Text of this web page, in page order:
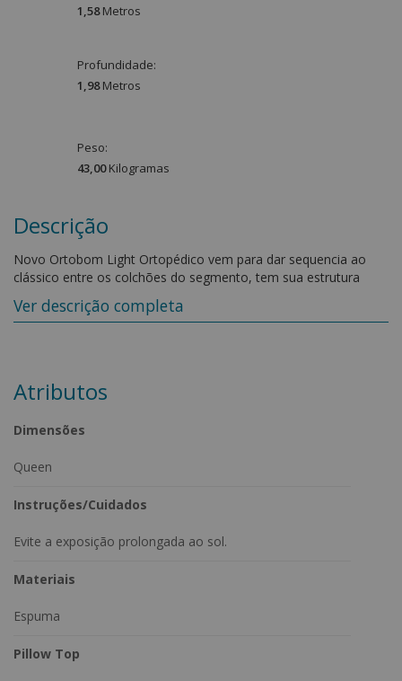
1,58 Metros
Profundidade:
1,98 Metros
Peso:
43,00 Kilogramas
Descrição
Novo Ortobom Light Ortopédico vem para dar sequencia ao
clássico entre os colchões do segmento, tem sua estrutura
conforto é em espuma D33 Pró Aditivada produzida com poliol
tratamento antialérgico e antiácaro, ajudando a reduzir os
problemas respiratórios.
Ver descrição completa
Atributos
Dimensões
Queen
Instruções/Cuidados
Evite a exposição prolongada ao sol.
Materiais
Espuma
Pillow Top